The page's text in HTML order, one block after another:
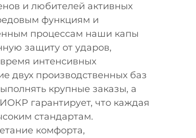
и любителей активных
функциям и
процессам наши капы
защиту от ударов,
интенсивных
двух производственных баз
крупные заказы, а
гарантирует, что каждая
стандартам.
комфорта,